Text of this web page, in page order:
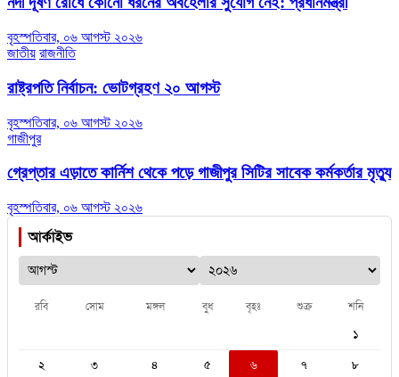
বৃহস্পতিবার, ০৬ আগস্ট ২০২৬
জাতীয় রাজনীতি
রাষ্ট্রপতি নির্বাচন: ভোটগ্রহণ ২০ আগস্ট
বৃহস্পতিবার, ০৬ আগস্ট ২০২৬
গাজীপুর
গ্রেপ্তার এড়াতে কার্নিশ থেকে পড়ে গাজীপুর সিটির সাবেক কর্মকর্তার মৃত্যু
বৃহস্পতিবার, ০৬ আগস্ট ২০২৬
আর্কাইভ
রবি সোম মঙ্গল বুধ বৃহঃ শুক্র শনি
১
২
৩ ৪ ৫ ৬ ৭ ৮